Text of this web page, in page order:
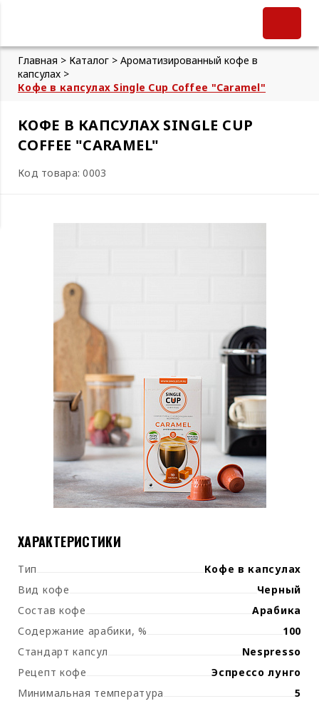
Главная > Каталог > Ароматизированный кофе в
капсулах >
Кофе в капсулах Single Cup Coffee "Caramel"
КОФЕ В КАПСУЛАХ SINGLE CUP
COFFEE "CARAMEL"
Код товара: 0003
ХАРАКТЕРИСТИКИ
Тип
Кофе в капсулах
Вид кофе
Черный
Состав кофе
Арабика
Содержание арабики, %
100
Стандарт капсул
Nespresso
Рецепт кофе
Эспрессо лунго
Минимальная температура
5